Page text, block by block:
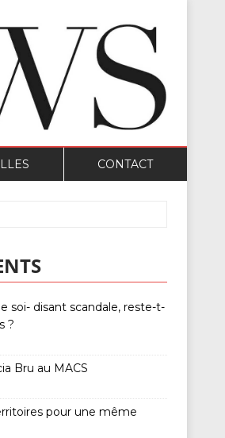
CONTACT
soi- disant scandale, reste-t-
?
Bru au MACS
pour une même